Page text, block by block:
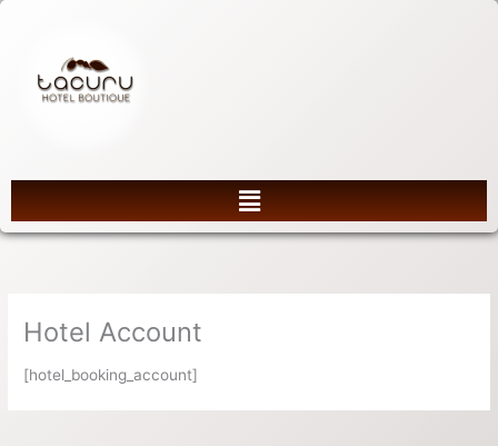
contenido
Menú
Hotel Account
[hotel_booking_account]